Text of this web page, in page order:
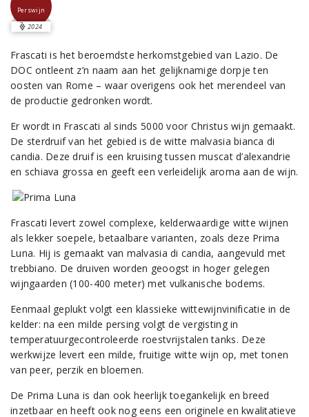
Perswijn
2024
Frascati is het beroemdste herkomstgebied van Lazio. De
DOC ontleent z’n naam aan het gelijknamige dorpje ten
oosten van Rome – waar overigens ook het merendeel van
de productie gedronken wordt.
Er wordt in Frascati al sinds 5000 voor Christus wijn gemaakt.
De sterdruif van het gebied is de witte malvasia bianca di
candia. Deze druif is een kruising tussen muscat d’alexandrie
en schiava grossa en geeft een verleidelijk aroma aan de wijn.
Frascati levert zowel complexe, kelderwaardige witte wijnen
als lekker soepele, betaalbare varianten, zoals deze Prima
Luna. Hij is gemaakt van malvasia di candia, aangevuld met
trebbiano. De druiven worden geoogst in hoger gelegen
wijngaarden (100-400 meter) met vulkanische bodems.
Eenmaal geplukt volgt een klassieke wittewijnvinificatie in de
kelder: na een milde persing volgt de vergisting in
temperatuurgecontroleerde roestvrijstalen tanks. Deze
werkwijze levert een milde, fruitige witte wijn op, met tonen
van peer, perzik en bloemen.
De Prima Luna is dan ook heerlijk toegankelijk en breed
inzetbaar en heeft ook nog eens een originele en kwalitatieve